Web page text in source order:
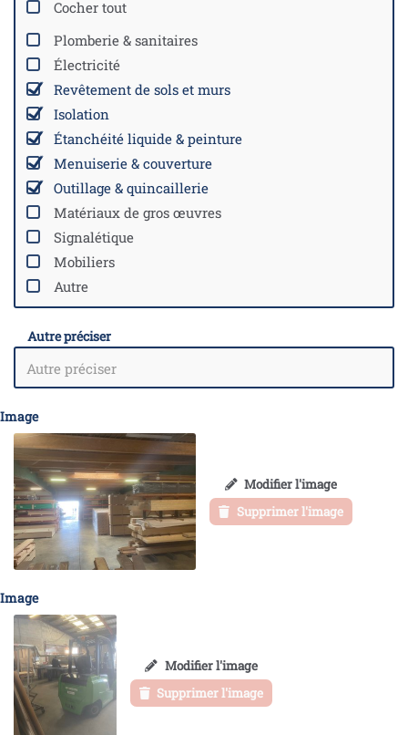
Cocher tout
Plomberie & sanitaires
Électricité
Revêtement de sols et murs
Isolation
Étanchéité liquide & peinture
Menuiserie & couverture
Outillage & quincaillerie
Matériaux de gros œuvres
Signalétique
Mobiliers
Autre
Autre préciser
Image
Modifier l'image
Supprimer l'image
Image
Modifier l'image
Supprimer l'image